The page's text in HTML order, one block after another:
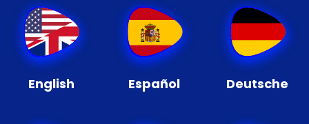
English Español Deutsche